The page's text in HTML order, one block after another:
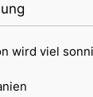
wird viel